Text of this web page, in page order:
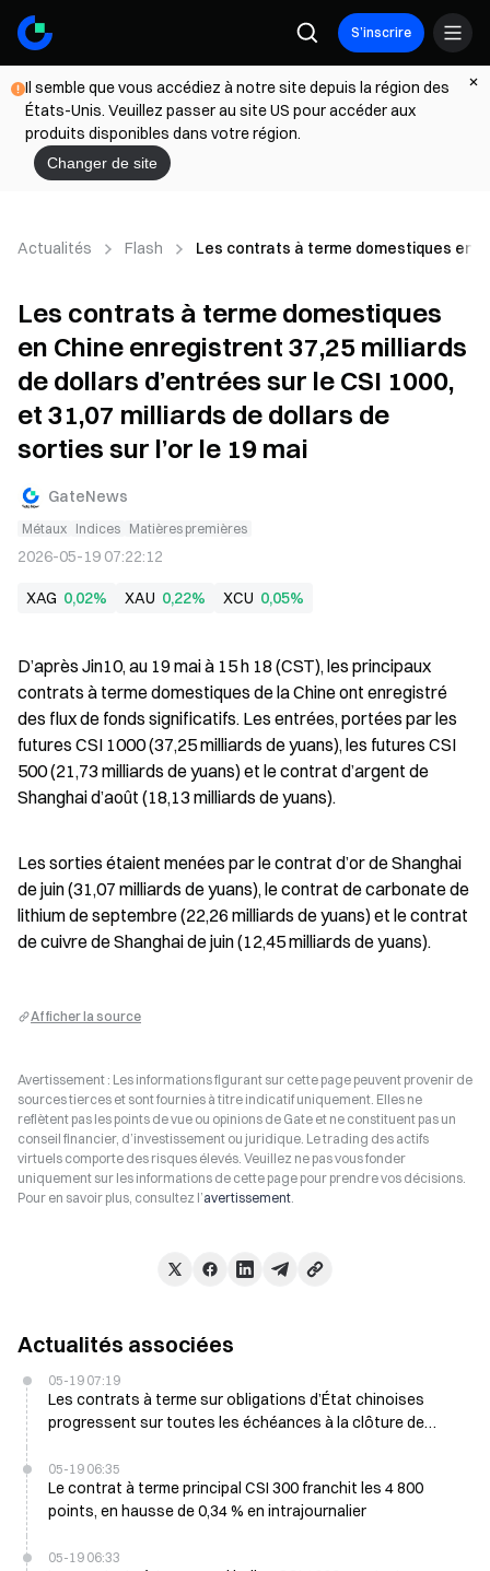
S’inscrire
Il semble que vous accédiez à notre site depuis la région des
États-Unis. Veuillez passer au site US pour accéder aux
produits disponibles dans votre région.
Changer de site
Actualités Flash Les contrats à terme domestiques en
Les contrats à terme domestiques
en Chine enregistrent 37,25 milliards
de dollars d’entrées sur le CSI 1000,
et 31,07 milliards de dollars de
sorties sur l’or le 19 mai
GateNews
Métaux Indices Matières premières
2026-05-19 07:22:12
XAG 0,02% XAU 0,22% XCU 0,05%
D’après Jin10, au 19 mai à 15 h 18 (CST), les principaux
contrats à terme domestiques de la Chine ont enregistré
des flux de fonds significatifs. Les entrées, portées par les
futures CSI 1000 (37,25 milliards de yuans), les futures CSI
500 (21,73 milliards de yuans) et le contrat d’argent de
Shanghai d’août (18,13 milliards de yuans).
Les sorties étaient menées par le contrat d’or de Shanghai
de juin (31,07 milliards de yuans), le contrat de carbonate de
lithium de septembre (22,26 milliards de yuans) et le contrat
de cuivre de Shanghai de juin (12,45 milliards de yuans).
Afficher la source
Avertissement : Les informations figurant sur cette page peuvent provenir de
sources tierces et sont fournies à titre indicatif uniquement. Elles ne
reflètent pas les points de vue ou opinions de Gate et ne constituent pas un
conseil financier, d’investissement ou juridique. Le trading des actifs
virtuels comporte des risques élevés. Veuillez ne pas vous fonder
uniquement sur les informations de cette page pour prendre vos décisions.
Pour en savoir plus, consultez l’avertissement.
Actualités associées
05-19 07:19
Les contrats à terme sur obligations d’État chinoises
progressent sur toutes les échéances à la clôture de
05-19 06:35
Le contrat à terme principal CSI 300 franchit les 4 800
points, en hausse de 0,34 % en intrajournalier
05-19 06:33